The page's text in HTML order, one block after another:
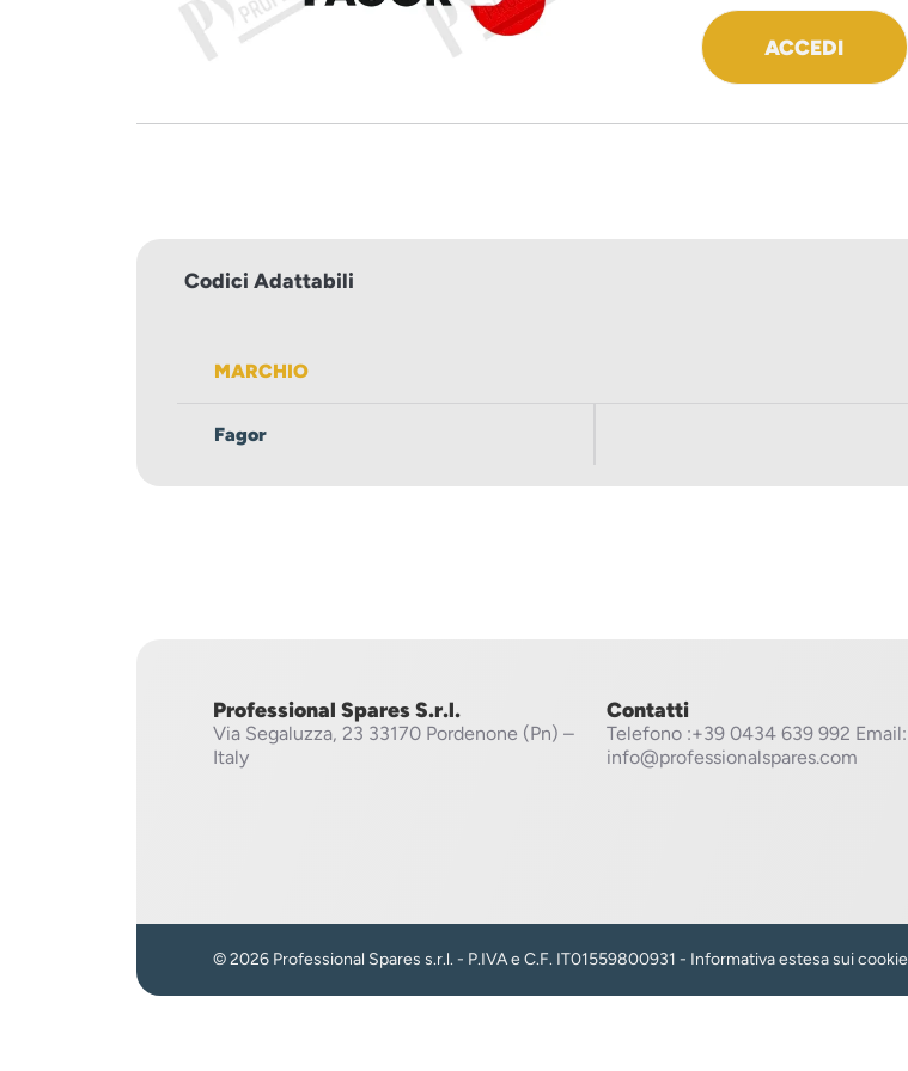
ACCEDI
Codici Adattabili
MARCHIO
Fagor
Professional Spares S.r.l.
Via Segaluzza, 23 33170 Pordenone (Pn) –
Italy
Contatti
Telefono :+39 0434 639 992 Email:
info@professionalspares.com
© 2026 Professional Spares s.r.l. - P.IVA e C.F. IT01559800931 - Informativa estesa sui cookie